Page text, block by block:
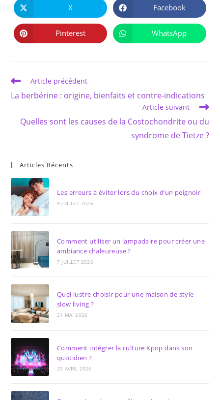
CE
CONTENU
Ouvrir
dans
une
autre
fenêtre
X Ouvrir
dans
une
autre
fenêtre
Facebook
Ouvrir
dans
Pinterest Ouvrir
dans
WhatsApp
Read
articles
Article précédent
La berbérine : origine, bienfaits et contre-indications
Article suivant
Quelles sont les causes de la Costochondrite ou du
syndrome de Tietze ?
Articles Récents
Les erreurs à éviter lors du choix d’un peignoir
9 JUILLET 2026
Comment utiliser un lampadaire pour créer une
ambiance chaleureuse ?
7 JUILLET 2026
Quel lustre choisir pour une maison de style
slow living ?
21 MAI 2026
Comment intégrer la culture Kpop dans son
quotidien ?
25 AVRIL 2026